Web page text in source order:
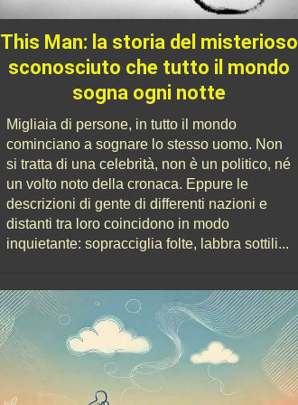
This Man: la storia del misterioso
sconosciuto che tutto il mondo
sogna ogni notte
Migliaia di persone, in tutto il mondo
cominciano a sognare lo stesso uomo. Non
si tratta di una celebrità, non è un politico, né
un volto noto della cronaca. Eppure le
descrizioni di gente di differenti nazioni e
distanti tra loro coincidono in modo
inquietante: sopracciglia folte, labbra sottili...